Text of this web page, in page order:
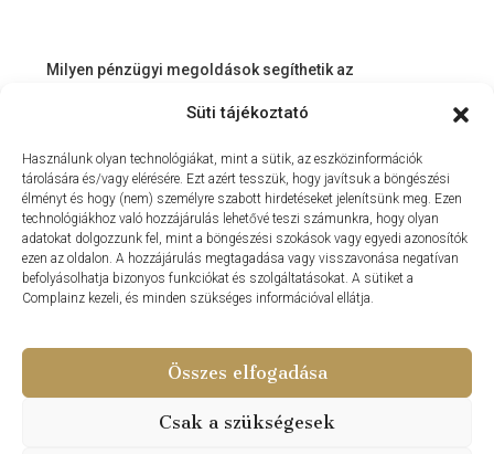
Süti tájékoztató
Használunk olyan technológiákat, mint a sütik, az eszközinformációk
tárolására és/vagy elérésére. Ezt azért tesszük, hogy javítsuk a böngészési
élményt és hogy (nem) személyre szabott hirdetéseket jelenítsünk meg. Ezen
technológiákhoz való hozzájárulás lehetővé teszi számunkra, hogy olyan
adatokat dolgozzunk fel, mint a böngészési szokások vagy egyedi azonosítók
ezen az oldalon. A hozzájárulás megtagadása vagy visszavonása negatívan
befolyásolhatja bizonyos funkciókat és szolgáltatásokat. A sütiket a
Complainz kezeli, és minden szükséges információval ellátja.
Összes elfogadása
Csak a szükségesek
Milyen pénzügyi megoldások segíthetik az
szolgáltatás a Balaton környékén
MIT KÍNÁLHAT SZÁMUNKRA EGY INGATLANIRODA VEVŐI
ÉS ELADÓI NÉZŐPONTBÓL?
MILYEN KÖLTSÉGEKKEL KELL SZÁMOLNUNK
INGATLANVÁSÁRLÁS SORÁN?